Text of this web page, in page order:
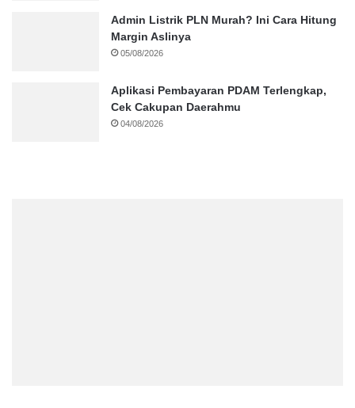
Admin Listrik PLN Murah? Ini Cara Hitung
Margin Aslinya
05/08/2026
Aplikasi Pembayaran PDAM Terlengkap,
Cek Cakupan Daerahmu
04/08/2026